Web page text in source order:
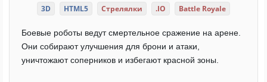
3D HTML5 Стрелялки .IO Battle Royale
Боевые роботы ведут смертельное сражение на арене.
Они собирают улучшения для брони и атаки,
уничтожают соперников и избегают красной зоны.